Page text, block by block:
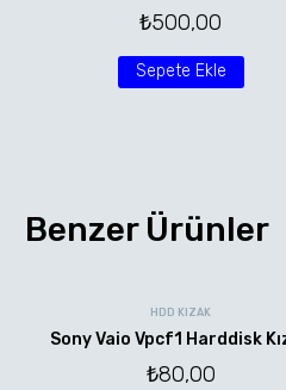
₺500,00
Sepete Ekle
Benzer Ürünler
HDD KIZAK
Sony Vaio Vpcf1 Harddisk
₺80,00